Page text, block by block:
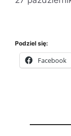
Podziel się:
Facebook